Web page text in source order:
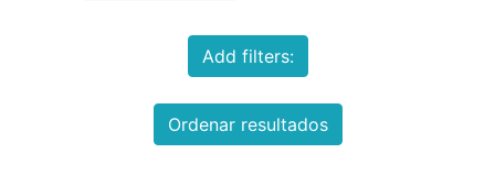
Add filters:
Ordenar resultados